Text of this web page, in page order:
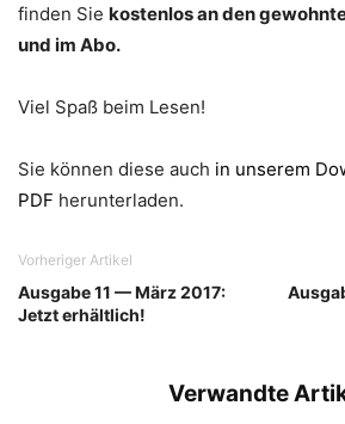
finden Sie kostenlos an den
und im Abo.
Viel Spaß beim Lesen!
Sie können diese auch in unserem
PDF herunterladen.
Vorheriger Artikel
Ausgabe 11 — März 2017:
Jetzt erhältlich!
Verwandte